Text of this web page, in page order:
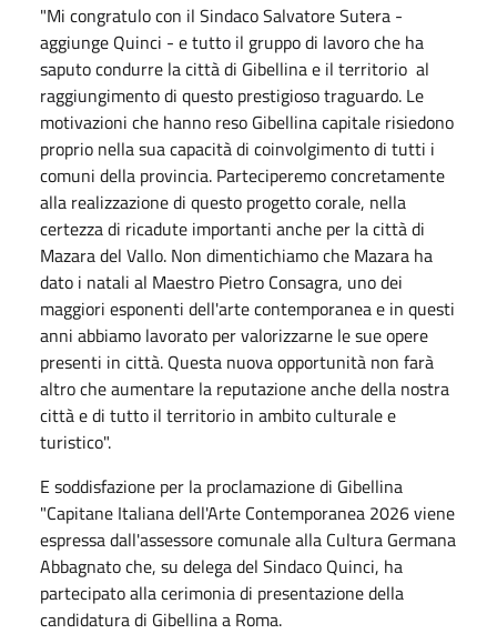
"Mi congratulo con il Sindaco Salvatore Sutera -
aggiunge Quinci - e tutto il gruppo di lavoro che ha
saputo condurre la città di Gibellina e il territorio al
raggiungimento di questo prestigioso traguardo. Le
motivazioni che hanno reso Gibellina capitale risiedono
proprio nella sua capacità di coinvolgimento di tutti i
comuni della provincia. Parteciperemo concretamente
alla realizzazione di questo progetto corale, nella
certezza di ricadute importanti anche per la città di
Mazara del Vallo. Non dimentichiamo che Mazara ha
dato i natali al Maestro Pietro Consagra, uno dei
maggiori esponenti dell'arte contemporanea e in questi
anni abbiamo lavorato per valorizzarne le sue opere
presenti in città. Questa nuova opportunità non farà
altro che aumentare la reputazione anche della nostra
città e di tutto il territorio in ambito culturale e
turistico".
E soddisfazione per la proclamazione di Gibellina
"Capitane Italiana dell'Arte Contemporanea 2026 viene
espressa dall'assessore comunale alla Cultura Germana
Abbagnato che, su delega del Sindaco Quinci, ha
partecipato alla cerimonia di presentazione della
candidatura di Gibellina a Roma.